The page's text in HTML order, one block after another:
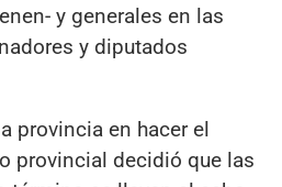
y generales en las
y diputados
provincia en hacer el
provincial decidió que las